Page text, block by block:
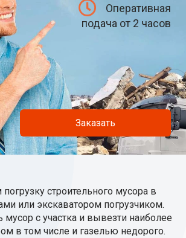
Оперативная
подача от 2 часов
Заказать
строительного мусора в
или экскаватором погрузчиком.
с участка и вывезти наиболее
в том числе и газелью недорого.